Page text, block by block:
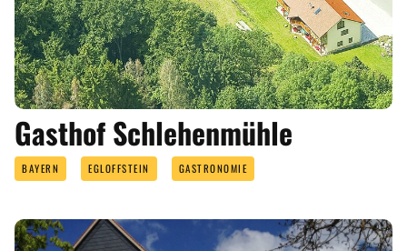
Gasthof Schlehenmühle
BAYERN EGLOFFSTEIN GASTRONOMIE